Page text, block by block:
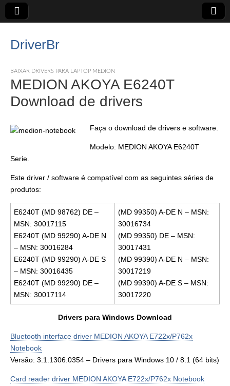
DriverBr
BAIXAR DRIVERS PARA LAPTOP MEDION
MEDION AKOYA E6240T
Download de drivers
Faça o download de drivers e software.
Modelo: MEDION AKOYA E6240T
Serie.
Este driver / software é compatível com as seguintes séries de
produtos:
E6240T (MD 98762) DE –
MSN: 30017115
E6240T (MD 99290) A-DE N
– MSN: 30016284
E6240T (MD 99290) A-DE S
– MSN: 30016435
E6240T (MD 99290) DE –
MSN: 30017114
(MD 99350) A-DE N – MSN:
30016734
(MD 99350) DE – MSN:
30017431
(MD 99390) A-DE N – MSN:
30017219
(MD 99390) A-DE S – MSN:
30017220
Drivers para Windows Download
Bluetooth interface driver MEDION AKOYA E722x/P762x
Notebook
Versão: 3.1.1306.0354 – Drivers para Windows 10 / 8.1 (64 bits)
Card reader driver MEDION AKOYA E722x/P762x Notebook